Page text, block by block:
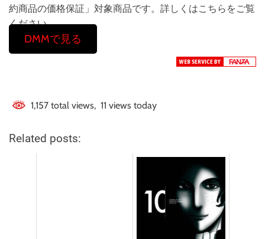
約商品の価格保証」対象商品です。詳しくはこちらをご覧
ください。
DMMで見る
1,157 total views, 11 views today
Related posts: